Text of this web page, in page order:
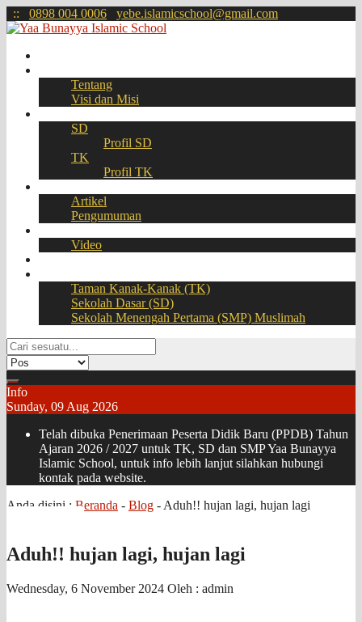
:: 0898 004 0006 yebe.islamicschool@gmail.com
Tentang
Visi dan Misi
SD
Profil SD
TK
Profil TK
Artikel
Pengumuman
Video
Taman Kanak-Kanak (TK)
Sekolah Dasar (SD)
Sekolah Menengah Pertama (SMP) Muslimah
Info
Sunday, 09 Aug 2026
Telah dibuka Penerimaan Peserta Didik Baru (PPDB) Tahun
Ajaran 2026 / 2027 untuk TK, SD dan SMP Yaa Bunayya
Islamic School, untuk info lebih lanjut silahkan hubungi
kontak pada website.
Anda disini : Beranda - Blog - Aduh!! hujan lagi, hujan lagi
Aduh!! hujan lagi, hujan lagi
Wednesday, 6 November 2024 Oleh : admin